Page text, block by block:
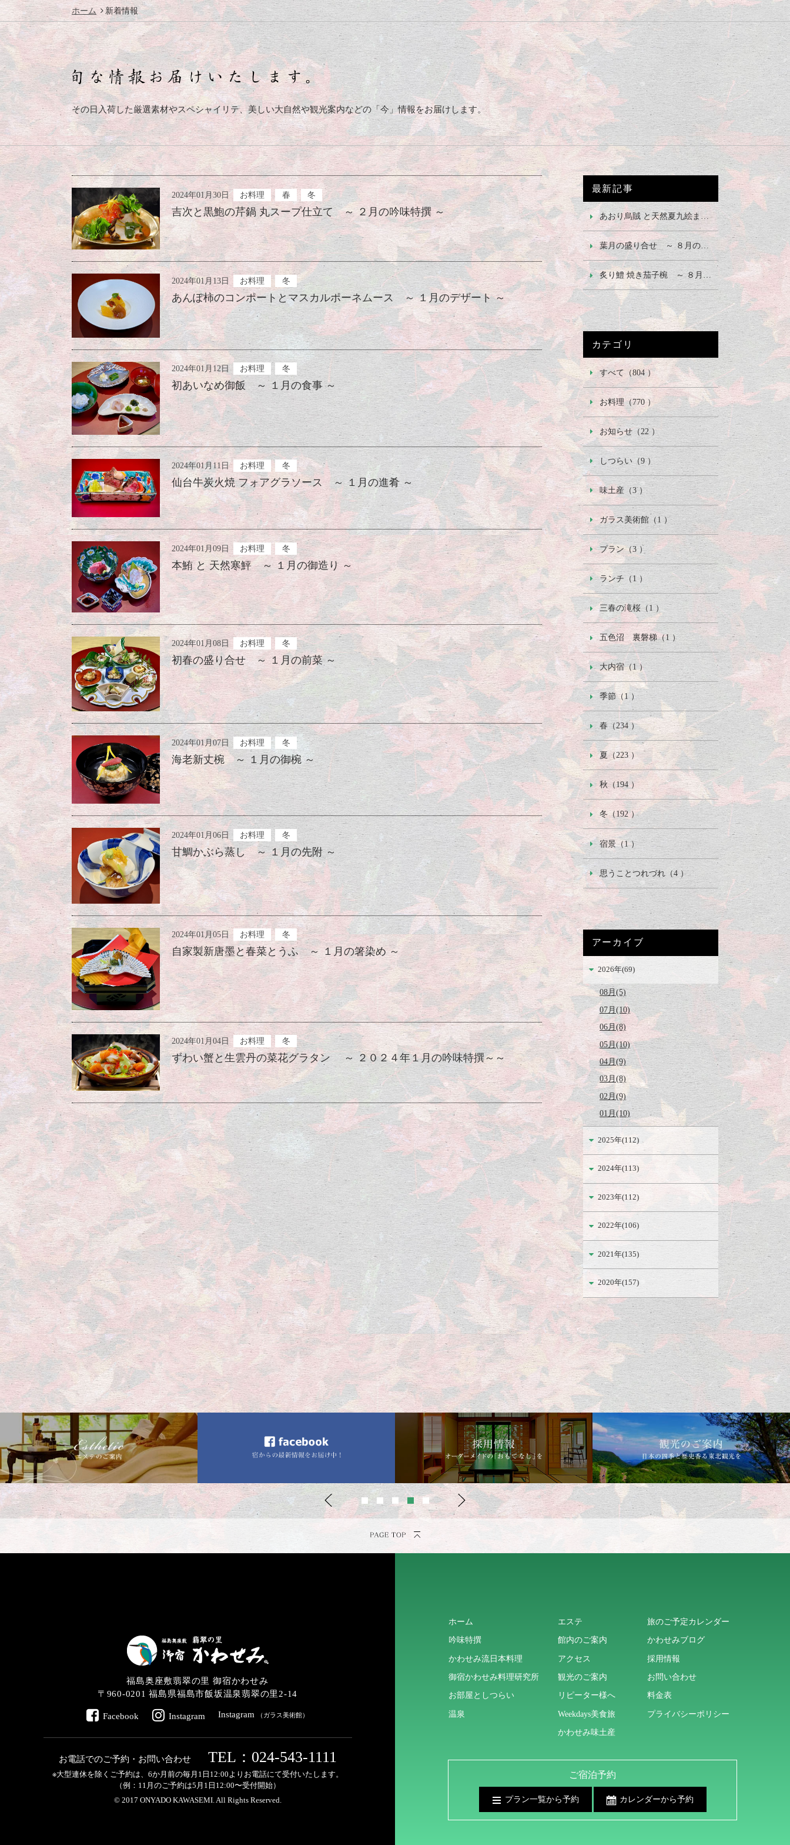
ホーム 新着情報
その日入荷した厳選素材やスペシャイリテ、美しい大自然や観光案内などの「今」情報をお届けします。
2024年01月30日 お料理 春 冬
吉次と黒鮑の芹鍋 丸スープ仕立て ～ ２月の吟味特撰 ～
2024年01月13日 お料理 冬
あんぽ柿のコンポートとマスカルポーネムース ～ １月のデザート ～
2024年01月12日 お料理 冬
初あいなめ御飯 ～ １月の食事 ～
2024年01月11日 お料理 冬
仙台牛炭火焼 フォアグラソース ～ １月の進肴 ～
2024年01月09日 お料理 冬
本鮪 と 天然寒鮃 ～ １月の御造り ～
2024年01月08日 お料理 冬
初春の盛り合せ ～ １月の前菜 ～
2024年01月07日 お料理 冬
海老新丈椀 ～ １月の御椀 ～
2024年01月06日 お料理 冬
甘鯛かぶら蒸し ～ １月の先附 ～
2024年01月05日 お料理 冬
自家製新唐墨と春菜とうふ ～ １月の箸染め ～
2024年01月04日 お料理 冬
ずわい蟹と生雲丹の菜花グラタン ～ ２０２４年１月の吟味特撰～～
最新記事
あおり烏賊 と天然夏九絵または天然真子鰈 ～ ８月の御造り ～
葉月の盛り合せ ～ ８月の前菜 ～
炙り鱧 焼き茄子椀 ～ ８月の御椀 ～
カテゴリ
すべて（804 ）
お料理（770 ）
お知らせ（22 ）
しつらい（9 ）
味土産（3 ）
ガラス美術館（1 ）
プラン（3 ）
ランチ（1 ）
三春の滝桜（1 ）
五色沼 裏磐梯（1 ）
大内宿（1 ）
季節（1 ）
春（234 ）
夏（223 ）
秋（194 ）
冬（192 ）
宿景（1 ）
思うことつれづれ（4 ）
アーカイブ
2026年(69)
08月(5)
07月(10)
06月(8)
05月(10)
04月(9)
03月(8)
02月(9)
01月(10)
2025年(112)
2024年(113)
2023年(112)
2022年(106)
2021年(135)
2020年(157)
福島奥座敷翡翠の里 御宿かわせみ
〒960-0201福島県福島市飯坂温泉翡翠の里2-14
Facebook Instagram Instagram （ガラス美術館）
お電話でのご予約・お問い合わせ TEL：024-543-1111
※大型連休を除くご予約は、6か月前の毎月1日12:00よりお電話にて受付いたします。
（例：11月のご予約は5月1日12:00〜受付開始）
© 2017 ONYADO KAWASEMI.All Rights Reserved.
ホーム
吟味特撰
かわせみ流日本料理
御宿かわせみ料理研究所
お部屋としつらい
温泉
エステ
館内のご案内
アクセス
観光のご案内
リピーター様へ
Weekdays美食旅
かわせみ味土産
旅のご予定カレンダー
かわせみブログ
採用情報
お問い合わせ
料金表
プライバシーポリシー
ご宿泊予約
プラン一覧から予約 カレンダーから予約